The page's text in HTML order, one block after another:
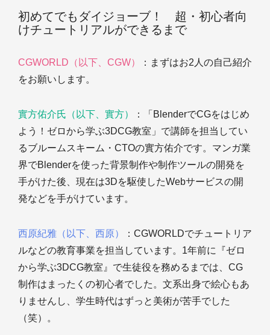
初めてでもダイジョーブ！ 超・初心者向
けチュートリアルができるまで
CGWORLD（以下、CGW）
：まずはお2人の自己紹介
をお願いします。
實方佑介氏（以下、實方）
：「BlenderでCGをはじめ
よう！ゼロから学ぶ3DCG教室」で講師を担当してい
るブルームスキーム・CTOの實方佑介です。マンガ業
界でBlenderを使った背景制作や制作ツールの開発を
手がけた後、現在は3Dを駆使したWebサービスの開
発などを手がけています。
西原紀雅（以下、西原）
：CGWORLDでチュートリア
ルなどの教育事業を担当しています。1年前に『ゼロ
から学ぶ3DCG教室』で生徒役を務めるまでは、CG
制作はまったくの初心者でした。文系出身で絵心もあ
りませんし、学生時代はずっと美術が苦手でした
（笑）。